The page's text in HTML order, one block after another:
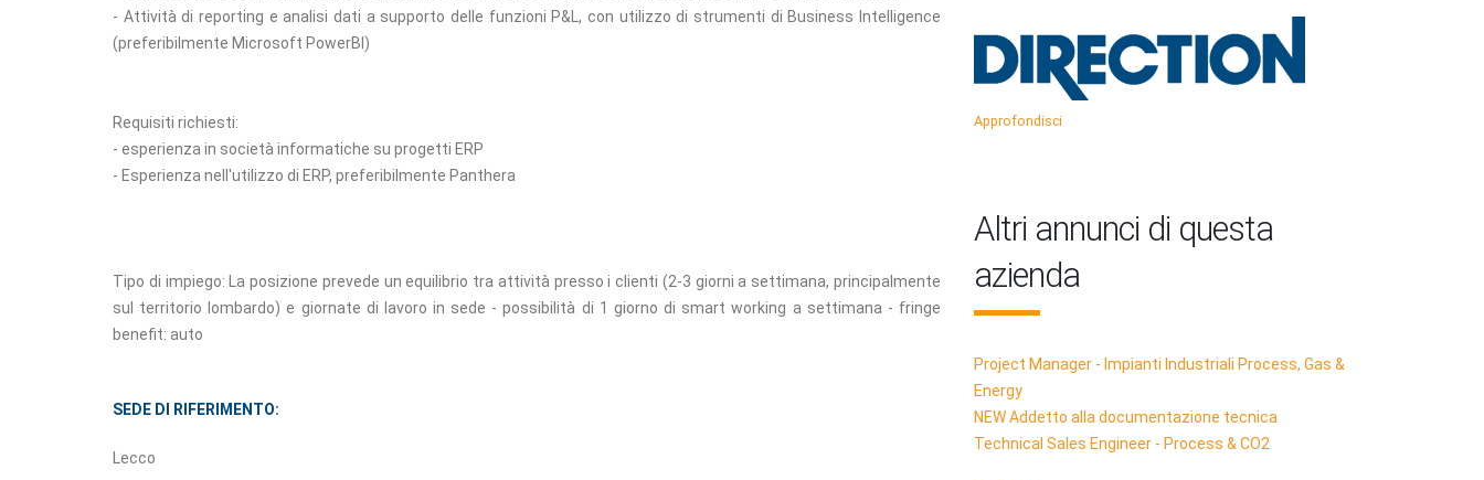
- Attività di reporting e analisi dati a supporto delle funzioni P&L, con utilizzo di strumenti di Business Intelligence
(preferibilmente Microsoft PowerBI)
Requisiti richiesti:
- esperienza in società informatiche su progetti ERP
- Esperienza nell'utilizzo di ERP, preferibilmente Panthera
Tipo di impiego: La posizione prevede un equilibrio tra attività presso i clienti (2-3 giorni a settimana, principalmente
sul territorio lombardo) e giornate di lavoro in sede - possibilità di 1 giorno di smart working a settimana - fringe
benefit: auto
SEDE DI RIFERIMENTO:
Lecco
Approfondisci
Altri annunci di questa
azienda
Project Manager - Impianti Industriali Process, Gas &
Energy
NEW Addetto alla documentazione tecnica
Technical Sales Engineer - Process & CO2